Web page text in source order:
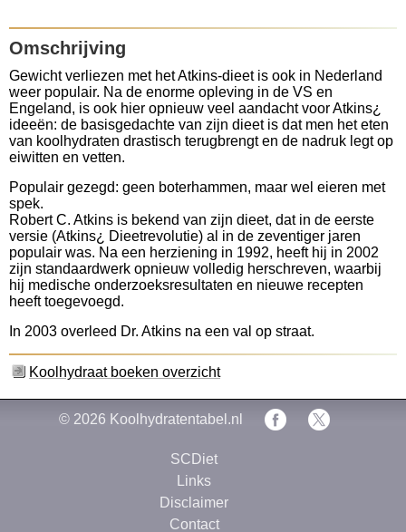
Omschrijving
Gewicht verliezen met het Atkins-dieet is ook in Nederland
weer populair. Na de enorme opleving in de VS en
Engeland, is ook hier opnieuw veel aandacht voor Atkins¿
ideeën: de basisgedachte van zijn dieet is dat men het eten
van koolhydraten drastisch terugbrengt en de nadruk legt op
eiwitten en vetten.
Populair gezegd: geen boterhammen, maar wel eieren met
spek.
Robert C. Atkins is bekend van zijn dieet, dat in de eerste
versie (Atkins¿ Dieetrevolutie) al in de zeventiger jaren
populair was. Na een herziening in 1992, heeft hij in 2002
zijn standaardwerk opnieuw volledig herschreven, waarbij
hij medische onderzoeksresultaten en nieuwe recepten
heeft toegevoegd.
In 2003 overleed Dr. Atkins na een val op straat.
Koolhydraat boeken overzicht
© 2026 Koolhydratentabel.nl
SCDiet
Links
Disclaimer
Contact